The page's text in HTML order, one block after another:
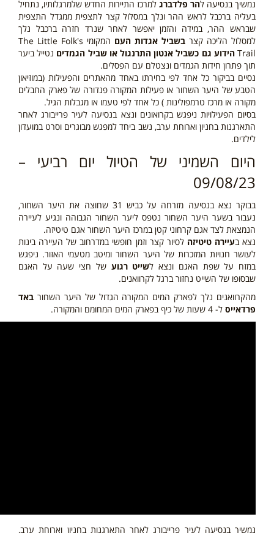
נמשיך בנסיעה להר פלדברג למרכז התיירות החדש שלמרגלותיו, נתחיל
בעליה ברכבל לראש ההר ונלך במסלול קצר לתצפית ממגדל התצפית
שבראש ההר, במידה והזמן יאפשר לאחר שנרד חזרה ברכבל נלך
למסלול הליכה קצר בשביל אגדות העם
המקומי The Little Folk's
Trailהידוע גם כשביל אנטון התרנגול או שביל הגמדים נטייל ביער
תוך פתרון חידות הגמדים ונצטלם עם הפסלים.
נסיים בביקור כל אחד לפי בחירתו באחד מהאתרים והפעילות (במוזיאון
הטבע של היער השחור או פעילות המקורה פנדורה של פארק החבלים
מקורה או מרכז טרמפולינות ) כל אחד לפי טעמו או מגבלות הגיל.
בסיום הפעילויות ניפגש בקרואונים ונצא בנסיעה לעיר פרייבורג לאחר
התארגנות בחניון וארוחת ערב, נשב ביחד למפגש מבוגרים וסרט במועדון
לילדים.
היום השמיני של הטיול יום רביעי –
09/08/23
בבוקר נצא בנסיעה מזרחה על כביש 31 שחוצה את היער השחור,
נעבור בשער היער השחור נטפס ליער השחור הגבוהה ונגיע לעיירה
הנמצאת לצד אגם קרחוני קטן במרכז היער השחור אגם טיטיזה.
נצא בעיירה טיטיזה לסיור קצר וזמן חופשי במדרחוב של העיירה בינות
לעושר חנויות המזכרות של היער השחור ומיטב מטעמי האזור. ניפגש
במזח על שפת האגם ונצא לשייט רגוע של חצי שעה על האגם
שבסופו של השייט נחזור ברגל לקרוואנים.
מהקרוואנים נלך לפארק המים המקורה הגדול של היער השחור באד
פרדאייס ל- 4 שעות של כיף בפארק המים המחומם והמקורה.
נמשיך בנסיעה לעיר פרייבורג לאחר התארגנות בחניון וארוחת ערב,